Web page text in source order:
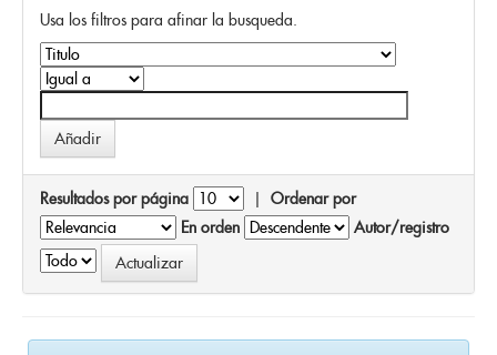
Usa los filtros para afinar la busqueda.
Resultados por página | Ordenar por
En orden
Autor/registro